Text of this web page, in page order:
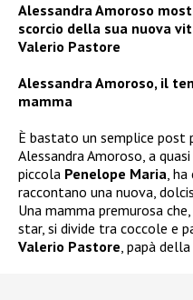
Alessandra Amoroso
scorcio della sua nuova
Valerio Pastore
Alessandra Amoroso, il
mamma
È bastato un semplice post
Alessandra Amoroso, a
piccola Penelope Maria,
raccontano una nuova,
Una mamma premurosa
star, si divide tra coccole e
Valerio Pastore, papà della